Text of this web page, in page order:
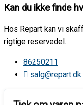
Kan du ikke finde
Hos Repart kan vi
rigtige reservedel.
86250211
salg@repart.dk